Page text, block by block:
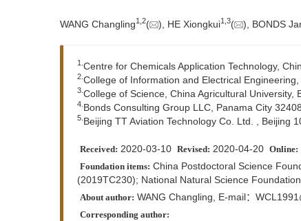
WANG Changling1, 2( ), HE Xiongkui1, 3( ), BONDS
1. Centre for Chemicals Application Technology,
2. College of Information and Electrical
3. College of Science, China Agricultural University,
4. Bonds Consulting Group LLC, Panama City
5. Beijing TT Aviation Technology Co. Ltd. , Beijing
Received: 2020-03-10 Revised: 2020-04-20 Online:
Foundation items: China Postdoctoral Science
(2019TC230); National Natural Science
About author: WANG Changling, E-mail：
Corresponding author: